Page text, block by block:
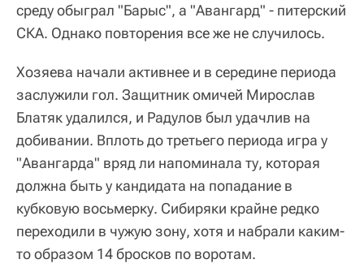
среду обыграл "Барыс", а "Авангард" - питерский
СКА. Однако повторения все же не случилось.
Хозяева начали активнее и в середине периода
заслужили гол. Защитник омичей Мирослав
Блатяк удалился, и Радулов был удачлив на
добивании. Вплоть до третьего периода игра у
"Авангарда" вряд ли напоминала ту, которая
должна быть у кандидата на попадание в
кубковую восьмерку. Сибиряки крайне редко
переходили в чужую зону, хотя и набрали каким-
то образом 14 бросков по воротам.